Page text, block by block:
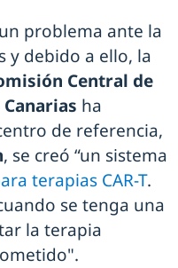
problema ante la
y debido a ello, la
Central de
ha
de referencia,
, se creó “un sistema
terapias CAR-T.
se tenga una
la terapia